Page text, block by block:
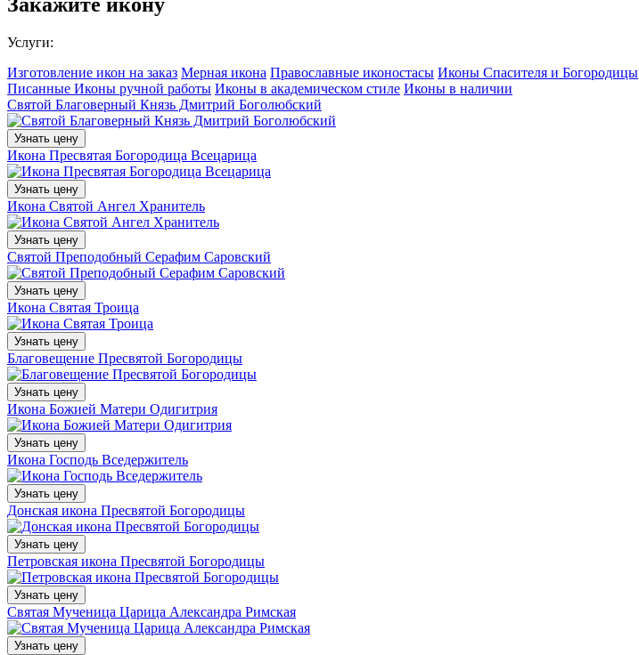
Услуги:
Изготовление икон на заказ Мерная икона Православные иконостасы Иконы Спасителя и Богородицы
Писанные Иконы ручной работы Иконы в академическом стиле Иконы в наличии
Святой Благоверный Князь Дмитрий Боголюбский
Узнать цену
Икона Пресвятая Богородица Всецарица
Узнать цену
Икона Святой Ангел Хранитель
Узнать цену
Святой Преподобный Серафим Саровский
Узнать цену
Икона Святая Троица
Узнать цену
Благовещение Пресвятой Богородицы
Узнать цену
Икона Божией Матери Одигитрия
Узнать цену
Икона Господь Вседержитель
Узнать цену
Донская икона Пресвятой Богородицы
Узнать цену
Петровская икона Пресвятой Богородицы
Узнать цену
Святая Мученица Царица Александра Римская
Узнать цену